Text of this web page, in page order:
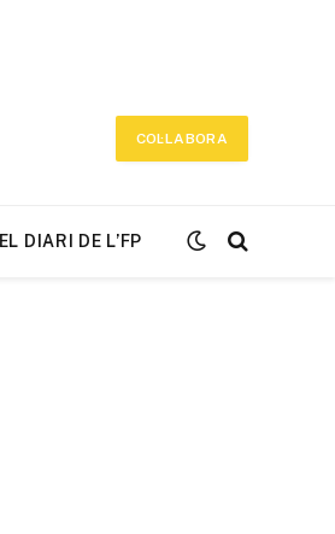
COL·LABORA
EL DIARI DE L’FP